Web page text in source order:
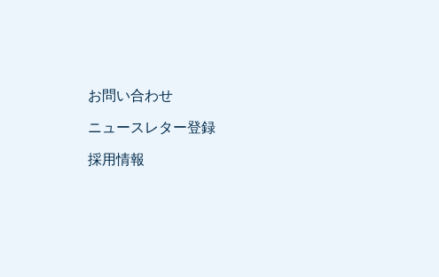
お問い合わせ
ニュースレター登録
採用情報